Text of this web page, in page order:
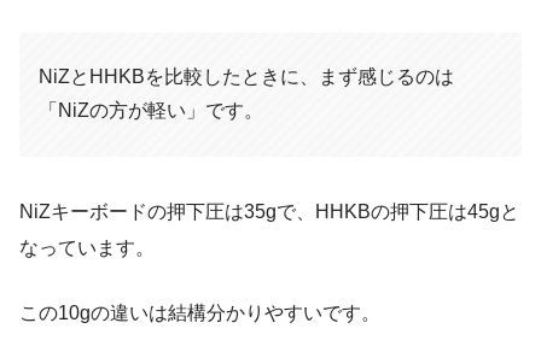
NiZとHHKBを比較したときに、まず感じるのは
「NiZの方が軽い」です。
NiZキーボードの押下圧は35gで、HHKBの押下圧は45gと
なっています。
この10gの違いは結構分かりやすいです。